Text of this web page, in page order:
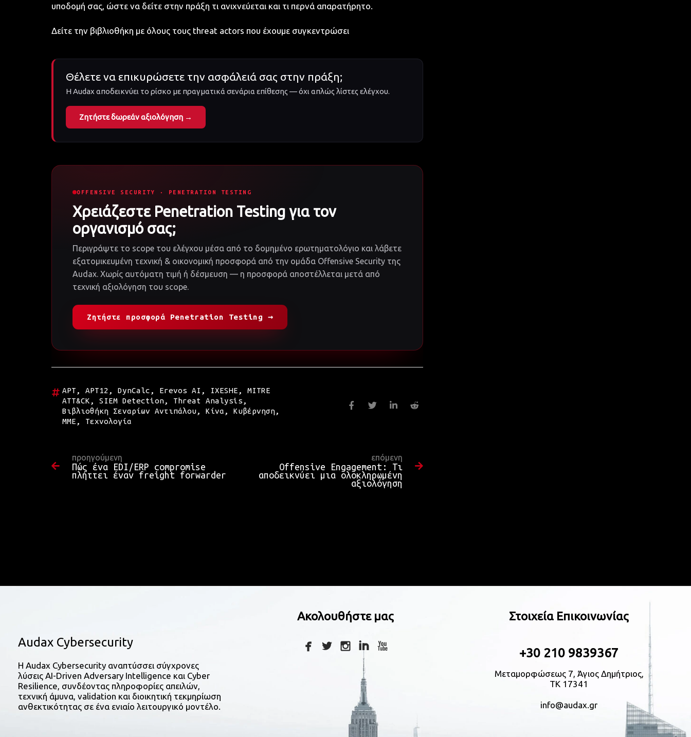
υποδομή σας, ώστε να δείτε στην πράξη τι ανιχνεύεται και τι περνά απαρατήρητο.
Δείτε την βιβλιοθήκη με όλους τους threat actors που έχουμε συγκεντρώσει
Θέλετε να επικυρώσετε την ασφάλειά σας στην πράξη;
Η Audax αποδεικνύει το ρίσκο με πραγματικά σενάρια επίθεσης — όχι απλώς λίστες ελέγχου.
Ζητήστε δωρεάν αξιολόγηση →
OFFENSIVE SECURITY · PENETRATION TESTING
Χρειάζεστε Penetration Testing για τον
οργανισμό σας;
Περιγράψτε το scope του ελέγχου μέσα από το δομημένο ερωτηματολόγιο και λάβετε
εξατομικευμένη τεχνική & οικονομική προσφορά από την ομάδα Offensive Security της
Audax. Χωρίς αυτόματη τιμή ή δέσμευση — η προσφορά αποστέλλεται μετά από
τεχνική αξιολόγηση του scope.
Ζητήστε προσφορά Penetration Testing →
APT , APT12 , DynCalc , Erevos AI , IXESHE , MITRE
ATT&CK , SIEM Detection, Threat Analysis ,
Βιβλιοθήκη Σεναρίων Αντιπάλου, Κίνα , Κυβέρνηση,
ΜΜΕ , Τεχνολογία
προηγούμενη
Πώς ένα EDI/ERP compromise
πλήττει έναν freight forwarder
επόμενη
Offensive Engagement: Τι
αποδεικνύει μια ολοκληρωμένη
αξιολόγηση
Audax Cybersecurity
Η Audax Cybersecurity αναπτύσσει σύγχρονες
λύσεις AI-Driven Adversary Intelligence και Cyber
Resilience, συνδέοντας πληροφορίες απειλών,
τεχνική άμυνα, validation και διοικητική τεκμηρίωση
ανθεκτικότητας σε ένα ενιαίο λειτουργικό μοντέλο.
Ακολουθήστε μας Στοιχεία Επικοινωνίας
+30 210 9839367
Μεταμορφώσεως 7, Άγιος Δημήτριος,
ΤΚ 17341
info@audax.gr